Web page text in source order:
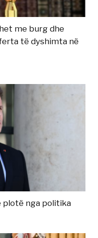
me burg dhe
të dyshimta në
plotë nga politika